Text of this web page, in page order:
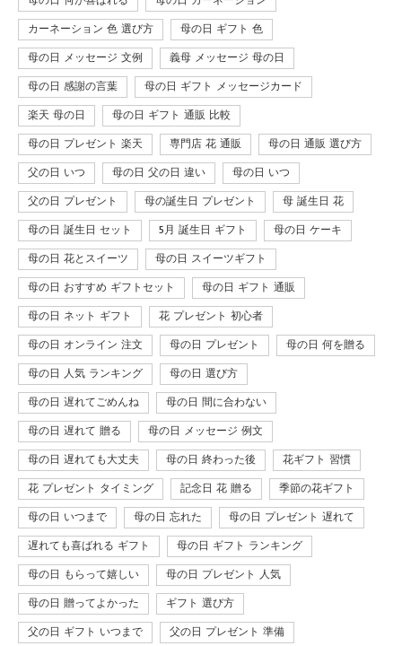
カーネーション 色 選び方 母の日 ギフト 色
母の日 メッセージ 文例 義母 メッセージ 母の日
母の日 感謝の言葉 母の日 ギフト メッセージカード
楽天 母の日 母の日 ギフト 通販 比較
母の日 プレゼント 楽天 専門店 花 通販 母の日 通販 選び方
父の日 いつ 母の日 父の日 違い 母の日 いつ
父の日 プレゼント 母の誕生日 プレゼント 母 誕生日 花
母の日 誕生日 セット 5月 誕生日 ギフト 母の日 ケーキ
母の日 花とスイーツ 母の日 スイーツギフト
母の日 おすすめ ギフトセット 母の日 ギフト 通販
母の日 ネット ギフト 花 プレゼント 初心者
母の日 オンライン 注文 母の日 プレゼント 母の日 何を贈る
母の日 人気 ランキング 母の日 選び方
母の日 遅れてごめんね 母の日 間に合わない
母の日 遅れて 贈る 母の日 メッセージ 例文
母の日 遅れても大丈夫 母の日 終わった後 花ギフト 習慣
花 プレゼント タイミング 記念日 花 贈る 季節の花ギフト
母の日 いつまで 母の日 忘れた 母の日 プレゼント 遅れて
遅れても喜ばれる ギフト 母の日 ギフト ランキング
母の日 もらって嬉しい 母の日 プレゼント 人気
母の日 贈ってよかった ギフト 選び方
父の日 ギフト いつまで 父の日 プレゼント 準備